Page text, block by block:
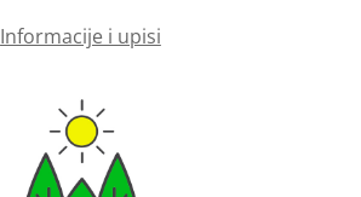
Informacije i upisi